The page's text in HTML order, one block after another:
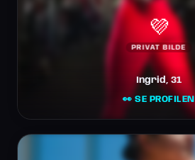
💜
PRIVAT BILDE
Ingrid, 31
👀 SE PROFILEN